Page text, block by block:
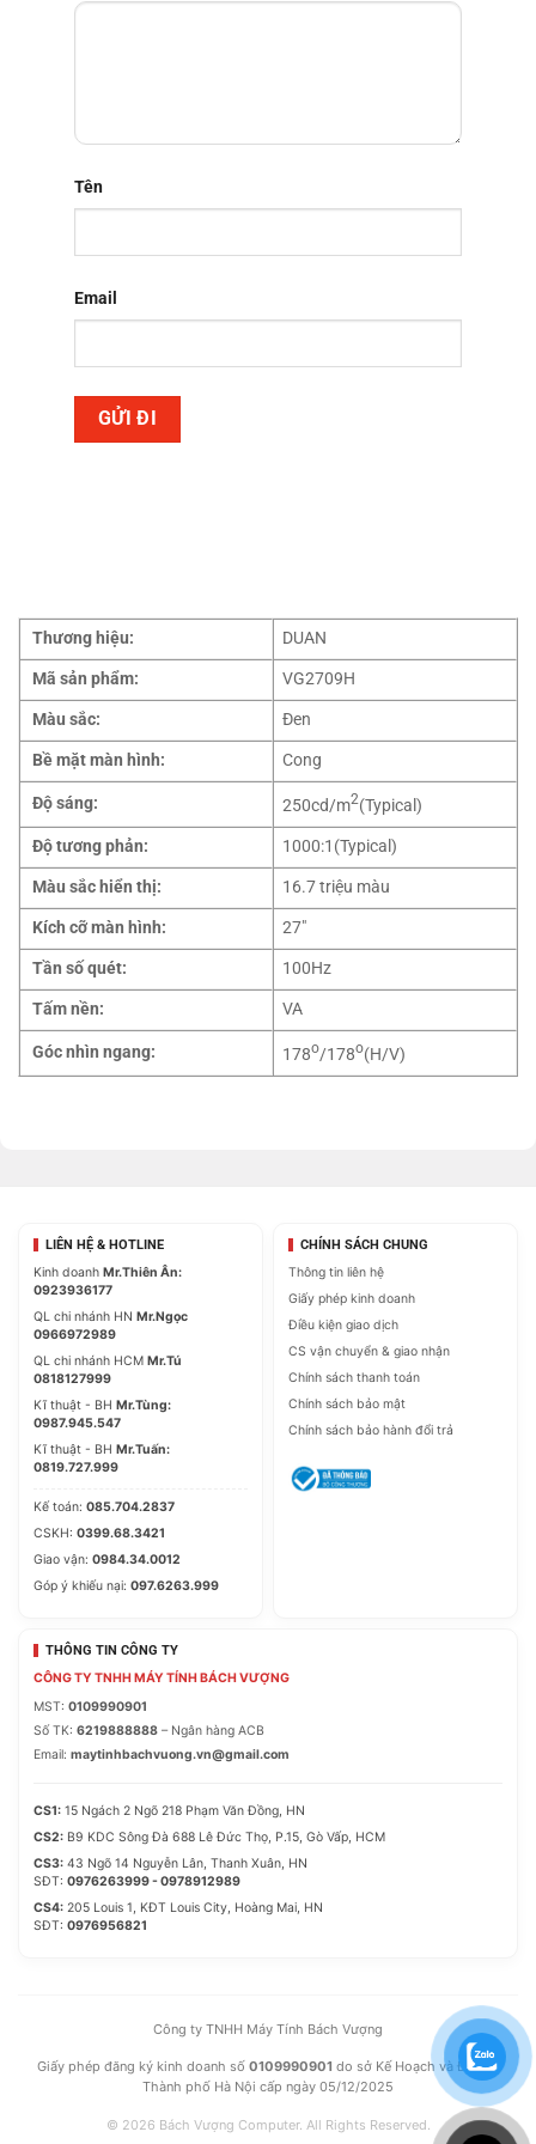
một lựa chọn phù hợp.
Tên
Email
Thương hiệu:
DUAN
Mã sản phẩm:
VG2709H
Màu sắc:
Đen
Bề mặt màn hình:
Cong
Độ sáng: 250cd/m2(Typical)
Độ tương phản:
1000:1(Typical)
Màu sắc hiển thị:
16.7 triệu màu
Kích cỡ màn hình:
27″
Tần số quét:
100Hz
Tấm nền:
VA
Góc nhìn ngang: 178o/178o(H/V)
LIÊN HỆ & HOTLINE
Kinh doanh Mr.Thiên Ân:
0923936177
QL chi nhánh HN Mr.Ngọc
0966972989
QL chi nhánh HCM Mr.Tú
0818127999
Kĩ thuật - BH Mr.Tùng:
0987.945.547
Kĩ thuật - BH Mr.Tuấn:
0819.727.999
Kế toán: 085.704.2837
CSKH: 0399.68.3421
Giao vận: 0984.34.0012
Góp ý khiếu nại: 097.6263.999
CHÍNH SÁCH CHUNG
Thông tin liên hệ
Giấy phép kinh doanh
Điều kiện giao dịch
CS vận chuyển & giao nhận
Chính sách thanh toán
Chính sách bảo mật
Chính sách bảo hành đổi trả
THÔNG TIN CÔNG TY
CÔNG TY TNHH MÁY TÍNH BÁCH VƯỢNG
MST: 0109990901
Số TK: 6219888888 – Ngân hàng ACB
Email: maytinhbachvuong.vn@gmail.com
CS1: 15 Ngách 2 Ngõ 218 Phạm Văn Đồng, HN
CS2: B9 KDC Sông Đà 688 Lê Đức Thọ, P.15, Gò Vấp, HCM
CS3: 43 Ngõ 14 Nguyễn Lân, Thanh Xuân, HN
SĐT: 0976263999 - 0978912989
CS4: 205 Louis 1, KĐT Louis City, Hoàng Mai, HN
SĐT: 0976956821
Công ty TNHH Máy Tính Bách Vượng
Giấy phép đăng ký kinh doanh số 0109990901 do sở Kế Hoạch và Đầu Tư
Thành phố Hà Nội cấp ngày 05/12/2025
© 2026 Bách Vượng Computer. All Rights Reserved.